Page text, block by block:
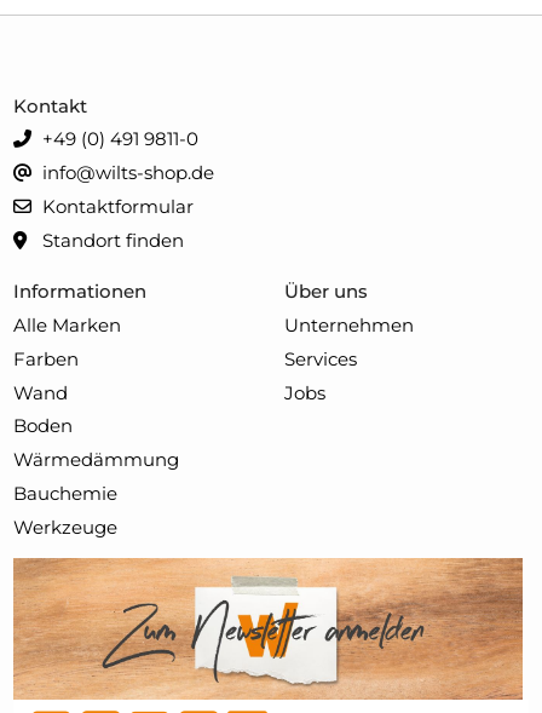
Informationen
Alle Marken
Farben
Wand
Boden
Wärmedämmung
Bauchemie
Werkzeuge
Über uns
Unternehmen
Services
Jobs
Kontakt
+49 (0) 491 9811-0
info@wilts-shop.de
Kontaktformular
Standort finden